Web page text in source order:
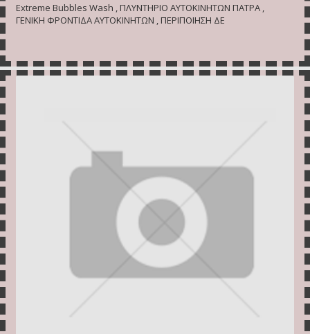
Extreme Bubbles Wash , ΠΛΥΝΤΗΡΙΟ ΑΥΤΟΚΙΝΗΤΩΝ ΠΑΤΡΑ ,
ΓΕΝΙΚΗ ΦΡΟΝΤΙΔΑ ΑΥΤΟΚΙΝΗΤΩΝ , ΠΕΡΙΠΟΙΗΣΗ ΔΕ